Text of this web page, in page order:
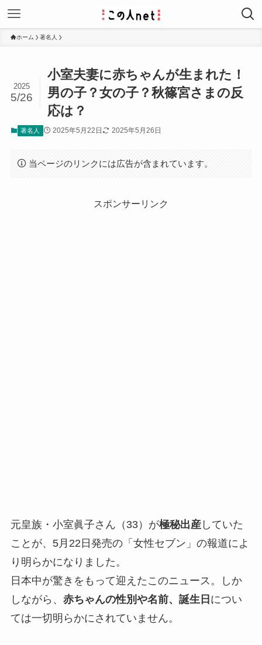
ホーム 著名人
小室夫妻に赤ちゃんが生まれた！
男の子？女の子？秋篠宮さまの反
応は？
2025
5/26
著名人 2025年5月22日 2025年5月26日
当ページのリンクには広告が含まれています。
スポンサーリンク
元皇族・小室眞子さん（33）が極秘出産していた
ことが、5月22日発売の「女性セブン」の報道によ
り明らかになりました。
日本中が驚きをもって迎えたこのニュース。しか
しながら、 赤ちゃんの性別や名前、誕生日 につい
ては一切明らかにされていません。